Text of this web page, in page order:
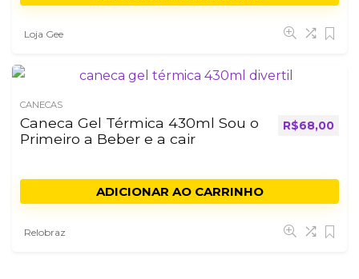
Loja Gee
CANECAS
Caneca Gel Térmica 430ml Sou o
Primeiro a Beber e a cair
R$68,00
ADICIONAR AO CARRINHO
Relobraz